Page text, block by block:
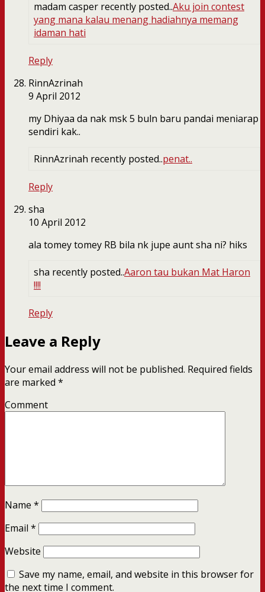
madam casper recently posted..Aku join contest
yang mana kalau menang hadiahnya memang
idaman hati
Reply
RinnAzrinah
9 April 2012
my Dhiyaa da nak msk 5 buln baru pandai meniarap
sendiri kak..
RinnAzrinah recently posted..penat..
Reply
sha
10 April 2012
ala tomey tomey RB bila nk jupe aunt sha ni? hiks
sha recently posted..Aaron tau bukan Mat Haron
!!!!
Reply
Leave a Reply
Your email address will not be published. Required fields
are marked *
Comment
Name *
Email *
Website
Save my name, email, and website in this browser for
the next time I comment.